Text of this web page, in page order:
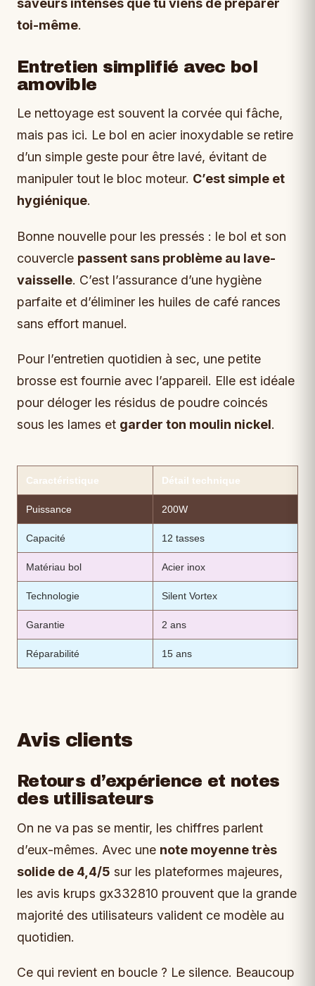
toi-même.
Entretien simplifié avec bol
amovible
Le nettoyage est souvent la corvée qui fâche,
mais pas ici. Le bol en acier inoxydable se retire
d’un simple geste pour être lavé, évitant de
manipuler tout le bloc moteur. C’est simple et
hygiénique.
Bonne nouvelle pour les pressés : le bol et son
couvercle passent sans problème au lave-
vaisselle. C’est l’assurance d’une hygiène
parfaite et d’éliminer les huiles de café rances
sans effort manuel.
Pour l’entretien quotidien à sec, une petite
brosse est fournie avec l’appareil. Elle est idéale
pour déloger les résidus de poudre coincés
sous les lames et garder ton moulin nickel.
Caractéristique Détail technique
Puissance 200W
Capacité 12 tasses
Matériau bol Acier inox
Technologie Silent Vortex
Garantie 2 ans
Réparabilité 15 ans
Avis clients
Retours d’expérience et notes
des utilisateurs
On ne va pas se mentir, les chiffres parlent
d’eux-mêmes. Avec une note moyenne très
solide de 4,4/5 sur les plateformes majeures,
les avis krups gx332810 prouvent que la grande
majorité des utilisateurs valident ce modèle au
quotidien.
Ce qui revient en boucle ? Le silence. Beaucoup